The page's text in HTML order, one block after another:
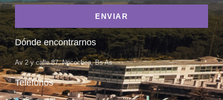
ENVIAR
Dónde encontrarnos
Av 2 y calle 87, Necochea, Bs As
Teléfonos